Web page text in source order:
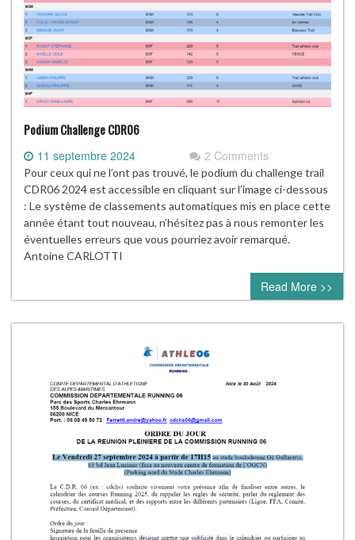
Podium Challenge CDR06
11 septembre 2024 2 Comments
Pour ceux qui ne l’ont pas trouvé, le podium du challenge trail
CDR06 2024 est accessible en cliquant sur l’image ci-dessous
: Le système de classements automatiques mis en place cette
année étant tout nouveau, n’hésitez pas à nous remonter les
éventuelles erreurs que vous pourriez avoir remarqué.
Antoine CARLOTTI
Read More >>